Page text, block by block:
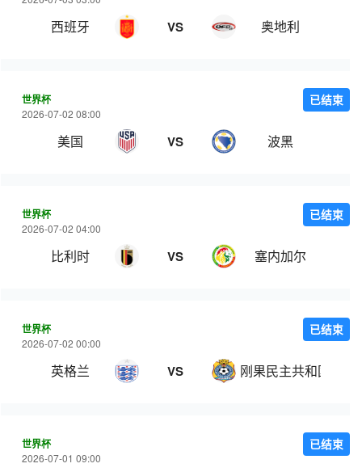
西班牙 VS 奥地利
世界杯
2026-07-02 08:00
美国 VS 波黑
已结束
世界杯
2026-07-02 04:00
比利时 VS 塞内加尔
已结束
世界杯
2026-07-02 00:00
英格兰 VS 刚果民主共和国
已结束
世界杯
2026-07-01 09:00
已结束